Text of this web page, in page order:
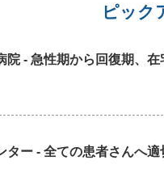
ピック
院 - 急性期から回復期、
ター - 全ての患者さんへ